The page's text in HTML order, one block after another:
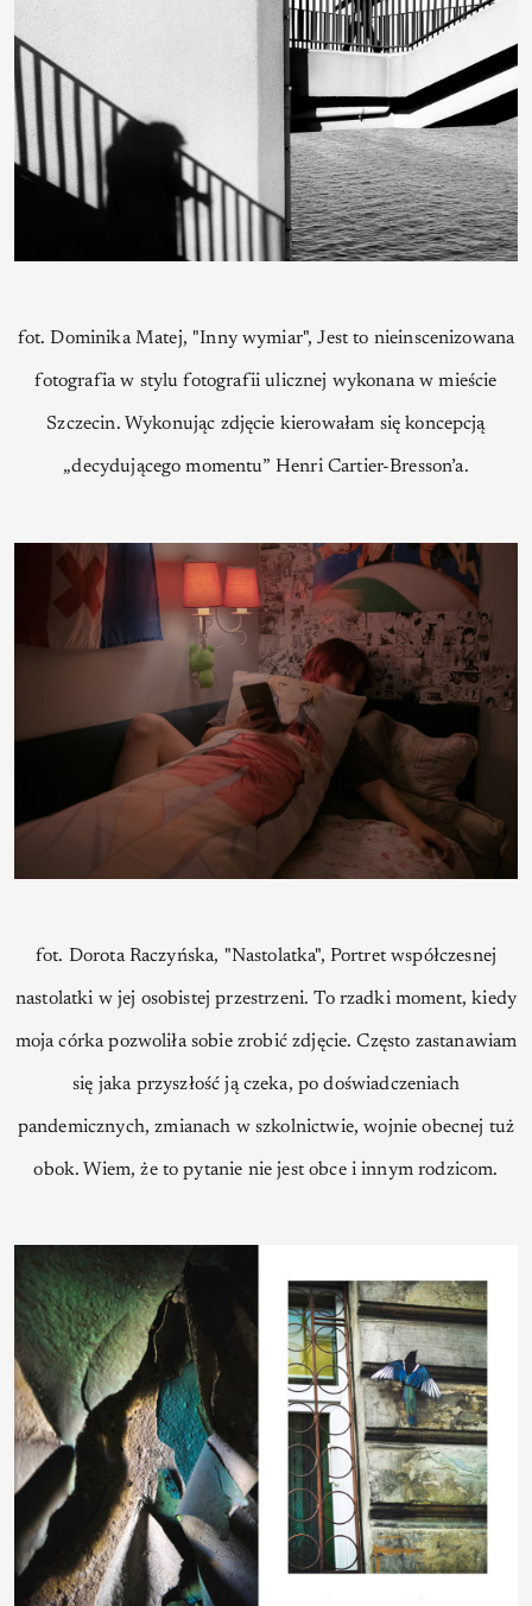
fot. Dominika Matej, "Inny wymiar", Jest to nieinscenizowana
fotografia w stylu fotografii ulicznej wykonana w mieście
Szczecin. Wykonując zdjęcie kierowałam się koncepcją
„decydującego momentu” Henri Cartier-Bresson’a.
fot. Dorota Raczyńska, "Nastolatka", Portret współczesnej
nastolatki w jej osobistej przestrzeni. To rzadki moment, kiedy
moja córka pozwoliła sobie zrobić zdjęcie. Często zastanawiam
się jaka przyszłość ją czeka, po doświadczeniach
pandemicznych, zmianach w szkolnictwie, wojnie obecnej tuż
obok. Wiem, że to pytanie nie jest obce i innym rodzicom.